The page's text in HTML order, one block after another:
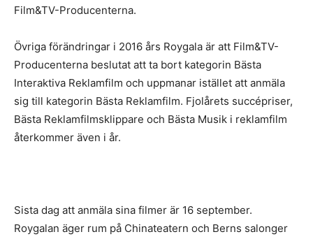
Film&TV-Producenterna.
Övriga förändringar i 2016 års Roygala är att Film&TV-
Producenterna beslutat att ta bort kategorin Bästa
Interaktiva Reklamfilm och uppmanar istället att anmäla
sig till kategorin Bästa Reklamfilm. Fjolårets succépriser,
Bästa Reklamfilmsklippare och Bästa Musik i reklamfilm
återkommer även i år.
Sista dag att anmäla sina filmer är 16 september.
Roygalan äger rum på Chinateatern och Berns salonger